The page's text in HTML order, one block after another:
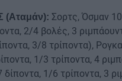
Σορτς, Όσμαν
2/4 βολές, 3
3/8 τρίποντα),
1/3 τρίποντα, 4
1/6 τρίποντα, 3